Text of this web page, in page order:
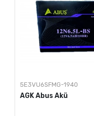
5E3VU6SFMG-1940
AGK Abus Akü